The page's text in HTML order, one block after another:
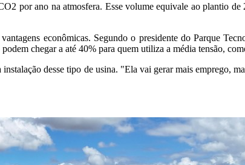
por ano na atmosfera. Esse volume equivale ao plantio
econômicas. Segundo o presidente do Parque
chegar a até 40% para quem utiliza a média tensão,
desse tipo de usina. "Ela vai gerar mais emprego,